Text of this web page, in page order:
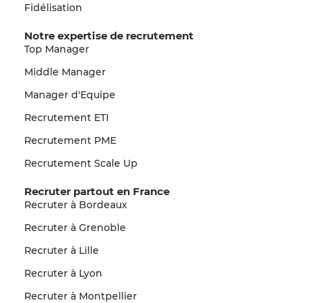
Fidélisation
Notre expertise de recrutement
Top Manager
Middle Manager
Manager d'Equipe
Recrutement ETI
Recrutement PME
Recrutement Scale Up
Recruter partout en France
Recruter à Bordeaux
Recruter à Grenoble
Recruter à Lille
Recruter à Lyon
Recruter à Montpellier